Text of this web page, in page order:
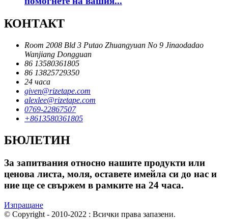
КОНТАКТ
Room 2008 Bld 3 Putao Zhuangyuan No 9 Jinaodadao
Wanjiang Dongguan
86 13580361805
86 13825729350
24 часа
given@rizetape.com
alexlee@rizetape.com
0769-22867507
+8613580361805
БЮЛЕТИН
За запитвания относно нашите продукти или
ценова листа, моля, оставете имейла си до нас и
ние ще се свържем в рамките на 24 часа.
Изпращане
© Copyright - 2010-2022 : Всички права запазени.